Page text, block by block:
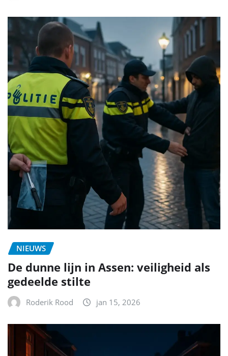
NIEUWS
De dunne lijn in Assen: veiligheid als
gedeelde stilte
Roderik Rood jan 15, 2026